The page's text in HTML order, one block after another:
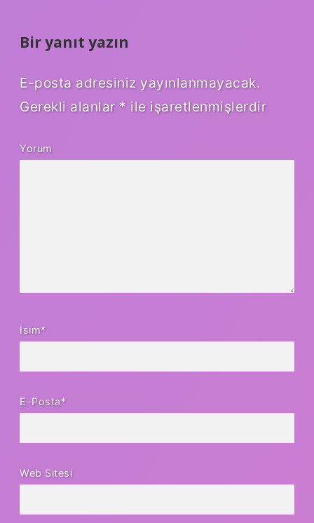
Bir yanıt yazın
E-posta adresiniz yayınlanmayacak.
Gerekli alanlar * ile işaretlenmişlerdir
Yorum
İsim*
E-Posta*
Web Sitesi